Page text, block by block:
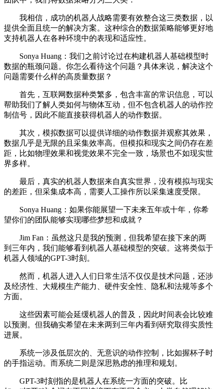
我相信，成功的机器人战略需要有效整合这三类数据，以
提供全面且统一的解决方案。这种综合的数据策略能够更好地
支持机器人在各种环境中的表现和适应性。
Sonya Huang：我们之前讨论过在构建机器人基础模型时
数据的瓶颈问题。你怎么看待这个问题？具体来说，解决这个
问题需要什么样的高质量数据？
首先，互联网数据种类繁多，包含丰富的常识信息，可以
帮助我们了解人类如何与物体互动，但不包含机器人的动作控
制信号，因此不能直接获得机器人的动作数据。
其次，模拟数据可以提供详细的动作数据并观察其效果，
数据几乎是无限的且采集效率高。但模拟和现实之间仍存在差
距，比如物理效果和视觉效果不完全一致，场景也不如现实世
界多样。
最后，真实的机器人数据来自真实世界，没有模拟与现实
的差距，但采集成本高，需要人工操作所以采集速度受限。
Sonya Huang：如果你能展望一下未来五年或十年，你希
望你们的团队能够实现哪些梦想和成就？
Jim Fan：虽然这只是我的预测，但我希望在接下来的两
到三年内，我们能够看到机器人基础模型的突破。这将类似于
机器人领域的GPT-3时刻。
然而，机器人进入人们日常生活不仅仅是技术问题，还涉
及经济性、大规模生产能力、硬件安全性、隐私和法规等多个
方面。
这些因素可能会延缓机器人的普及，因此时间表会比较难
以预测。但我确实希望在未来两到三年内看到研究取得实质性
进展。
系统一涉及低层次的、无意识的动作控制，比如握杯子时
的手指运动。而系统二则是深思熟虑的推理和规划。
GPT-3时刻指的是机器人在系统一方面的突破。比